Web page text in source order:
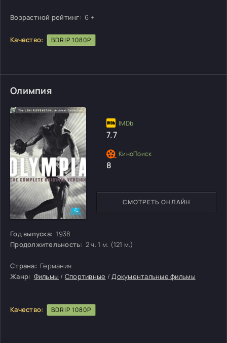
Возрастной рейтинг: 6 +
Качество: BDRIP 1080P
Олимпия
Год выпуска: 1938
Продолжительность: 2 ч. 1 м. (121 м.)
Страна: Германия
Жанр: Фильмы / Спортивные /Документальные фильмы
Качество: BDRIP 1080P
СМОТРЕТЬ ОНЛАЙН
7.7
8